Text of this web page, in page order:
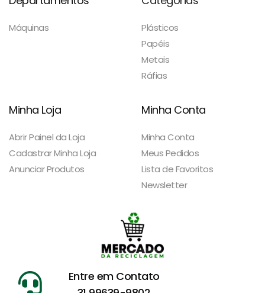
Máquinas
Plásticos
Papéis
Metais
Ráfias
Minha Loja
Abrir Painel da Loja
Cadastrar Minha Loja
Anunciar Produtos
Minha Conta
Minha Conta
Meus Pedidos
Lista de Favoritos
Newsletter
Entre em Contato